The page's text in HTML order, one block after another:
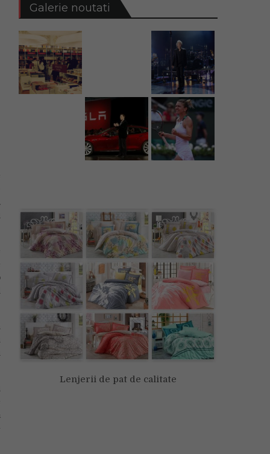
Galerie noutati
Lenjerii de pat de calitate